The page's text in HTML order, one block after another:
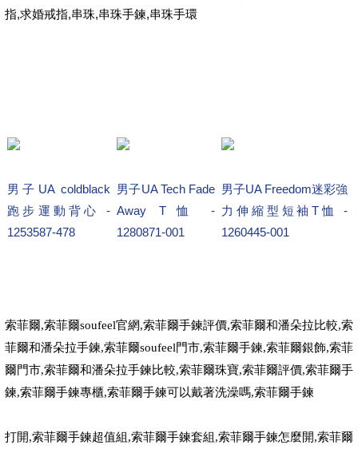
指,求婚戒指,串珠,串珠手鍊,串珠手環
男子UA coldblack
跑步運動背心 -
1253587-478
男子UA Tech Fade
Away T恤 -
1280871-001
男子UA Freedom迷彩強
力伸縮型短袖T恤 -
1260445-001
索菲爾,索菲爾soufeel官網,索菲爾手鍊評價,索菲爾和潘朵拉比較,索
菲爾和潘朵拉手鍊,索菲爾soufeel門市,索菲爾手鍊,索菲爾銀飾,索菲
爾門市,索菲爾和潘朵拉手鍊比較,索菲爾珠寶,索菲爾評價,索菲爾手
鍊,索菲爾手鍊專櫃,索菲爾手鍊可以戴著洗澡嗎,索菲爾手鍊
打開,索菲爾手鍊超值組 ,索菲爾手鍊套組 ,索菲爾手鍊怎麼開,索菲爾